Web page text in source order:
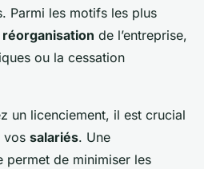
Parmi les motifs les plus
réorganisation de l’entreprise,
ou la cessation
un licenciement, il est crucial
vos salariés. Une
permet de minimiser les